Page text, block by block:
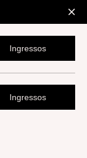
Ingressos
Ingressos